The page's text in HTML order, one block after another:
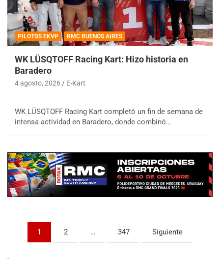
PILOTOS EKVP RMC BUENOS AIRES
WK LÜSQTOFF Racing Kart: Hizo historia en
Baradero
4 agosto, 2026 E-Kart
WK LÜSQTOFF Racing Kart completó un fin de semana de
intensa actividad en Baradero, donde combinó…
Paginación
1 2 … 347 Siguiente
COBERTURA ESPECIAL DE E-KART.COM.AR
08/09-AGO
Baradero (Buenos Aires)
KDO - F6
Ciudad de Trenque Lauquen (Asfalto)
Trenque Lauquen (Buenos Aires)
Parque de la Velocidad (Asfalto)
Villaguay (Entre Ríos)